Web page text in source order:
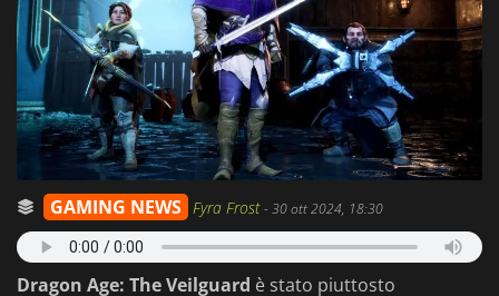
GAMING NEWS Fyra Frost-30 ott 2024, 18:30
Dragon Age: The Veilguard è stato piuttosto